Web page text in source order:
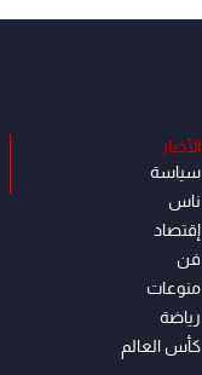
الأخبار
سياسة
ناس
إقتصاد
فن
منوعات
رياضة
كأس العالم